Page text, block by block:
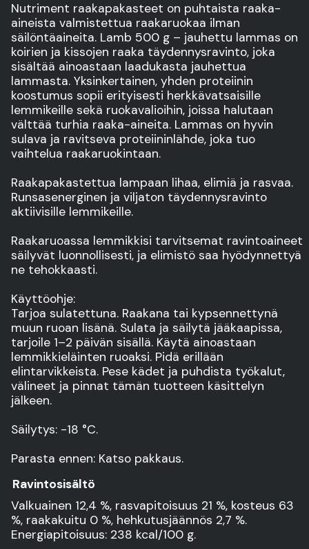
Nutriment raakapakasteet on puhtaista raaka-
aineista valmistettua raakaruokaa ilman
säilöntäaineita. Lamb 500 g – jauhettu lammas on
koirien ja kissojen raaka täydennysravinto, joka
sisältää ainoastaan laadukasta jauhettua
lammasta. Yksinkertainen, yhden proteiinin
koostumus sopii erityisesti herkkävatsaisille
lemmikeille sekä ruokavalioihin, joissa halutaan
välttää turhia raaka-aineita. Lammas on hyvin
sulava ja ravitseva proteiininlähde, joka tuo
vaihtelua raakaruokintaan.
Raakapakastettua lampaan lihaa, elimiä ja rasvaa.
Runsasenerginen ja viljaton täydennysravinto
aktiivisille lemmikeille.
Raakaruoassa lemmikkisi tarvitsemat ravintoaineet
säilyvät luonnollisesti, ja elimistö saa hyödynnettyä
ne tehokkaasti.
Käyttöohje:
Tarjoa sulatettuna. Raakana tai kypsennettynä
muun ruoan lisänä. Sulata ja säilytä jääkaapissa,
tarjoile 1–2 päivän sisällä. Käytä ainoastaan
lemmikkieläinten ruoaksi. Pidä erillään
elintarvikkeista. Pese kädet ja puhdista työkalut,
välineet ja pinnat tämän tuotteen käsittelyn
jälkeen.
Säilytys: -18 °C.
Parasta ennen: Katso pakkaus.
Ravintosisältö
Valkuainen 12,4 %, rasvapitoisuus 21 %, kosteus 63
%, raakakuitu 0 %, hehkutusjäännös 2,7 %.
Energiapitoisuus: 238 kcal/100 g.